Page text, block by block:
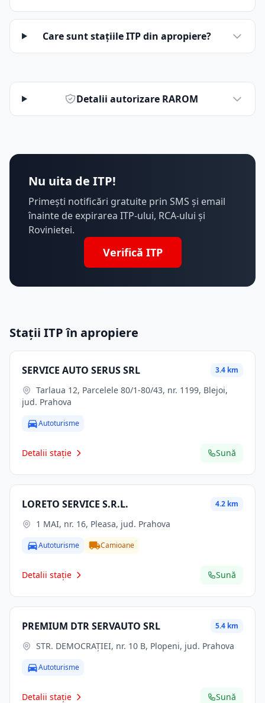
Care sunt stațiile ITP din apropiere?
Detalii autorizare RAROM
Nu uita de ITP!
Primești notificări gratuite prin SMS și email
înainte de expirarea ITP-ului, RCA-ului și
Rovinietei.
Verifică ITP
Stații ITP în apropiere
SERVICE AUTO SERUS SRL 3.4 km
jud. Prahova
Autoturisme
Detalii stație Sună
LORETO SERVICE S.R.L. 4.2 km
1 MAI, nr. 16, Pleasa, jud. Prahova
Autoturisme Camioane
Detalii stație Sună
PREMIUM DTR SERVAUTO SRL 5.4 km
STR. DEMOCRAŢIEI, nr. 10 B, Plopeni, jud. Prahova
Autoturisme
Detalii stație Sună